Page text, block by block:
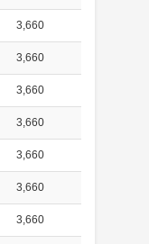
3,660
3,660
3,660
3,660
3,660
3,660
3,660